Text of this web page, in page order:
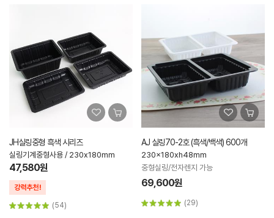
JH실링중형 흑색 시리즈
실링기계중형사용 / 230x180mm
47,580원
(54)
AJ 실링70-2호 (흑색/백색) 600개
230x180xh48mm
중형실링/전자렌지 가능
69,600원
(29)